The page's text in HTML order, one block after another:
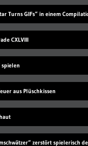
CXLVIII
aus Plüschkissen